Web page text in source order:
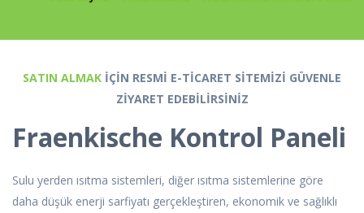
SATIN ALMAK İÇİN RESMİ E-TİCARET SİTEMİZİ GÜVENLE
ZİYARET EDEBİLİRSİNİZ
Fraenkische Kontrol Paneli
Sulu yerden ısıtma sistemleri, diğer ısıtma sistemlerine göre
daha düşük enerji sarfiyatı gerçekleştiren, ekonomik ve sağlıklı